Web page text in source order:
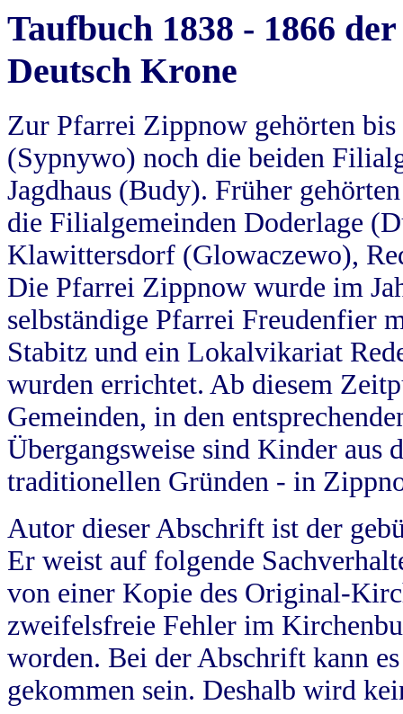
Taufbuch 1838 - 1866
Deutsch Krone
Zur Pfarrei Zippnow gehörten
(Sypnywo) noch die beiden
Jagdhaus (Budy). Früher
die Filialgemeinden Doderlage
Klawittersdorf (Glowaczewo),
Die Pfarrei Zippnow wurde im
selbständige Pfarrei Freudenfier
Stabitz und ein Lokalvikariat
wurden errichtet. Ab diesem
Gemeinden, in den
Übergangsweise sind Kinder aus
traditionellen Gründen - in
Autor dieser Abschrift ist der
Er weist auf folgende
von einer Kopie des Original-
zweifelsfreie Fehler im
worden. Bei der Abschrift kann
gekommen sein. Deshalb wird